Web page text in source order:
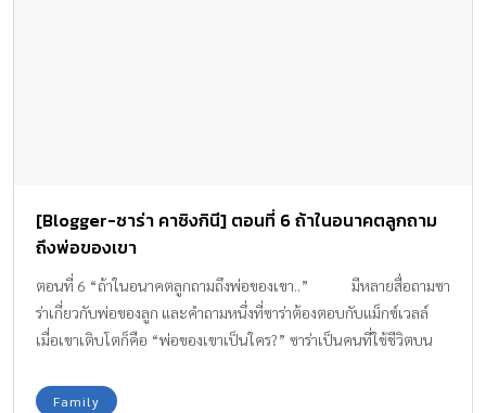
[Blogger-ซาร่า คาซิงกินี] ตอนที่ 6 ถ้าในอนาคตลูกถาม
ถึงพ่อของเขา
ตอนที่ 6 “ถ้าในอนาคตลูกถามถึงพ่อของเขา..” มีหลายสื่อถามซา
ร่าเกี่ยวกับพ่อของลูก และคำถามหนึ่งที่ซาร่าต้องตอบกับแม็กซ์เวลล์
เมื่อเขาเติบโตก็คือ “พ่อของเขาเป็นใคร?” ซาร่าเป็นคนที่ใช้ชีวิตบน
ตอนนี้แม็กซ์เวลล์ยังเล็กเกินกว่าจะเข้าใจ ซึ่งถ้าลูกเกิดถามคำถามนี้ใน
Family